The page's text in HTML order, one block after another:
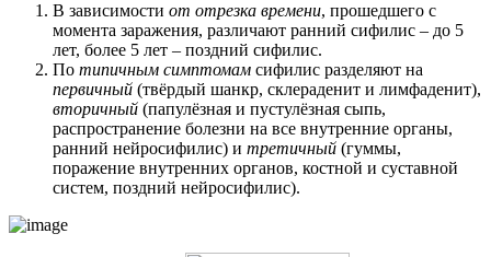
В зависимости от отрезка времени, прошедшего с
момента заражения, различают ранний сифилис – до 5
лет, более 5 лет – поздний сифилис.
По типичным симптомам сифилис разделяют на
первичный (твёрдый шанкр, склераденит и лимфаденит),
вторичный (папулёзная и пустулёзная сыпь,
распространение болезни на все внутренние органы,
ранний нейросифилис) и третичный (гуммы,
поражение внутренних органов, костной и суставной
систем, поздний нейросифилис).